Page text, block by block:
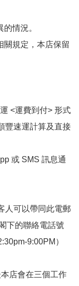
情況。
關規定，本店保留
<運費到付> 形式
豐速運計算及直接
或 SMS 訊息通
人可以帶同此電郵
下的聯絡電話號
9:00PM）
店會在三個工作